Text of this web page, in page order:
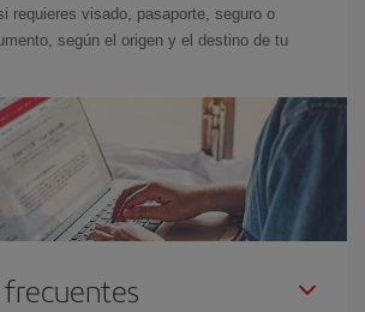
requieres visado, pasaporte, seguro o
según el origen y el destino de tu